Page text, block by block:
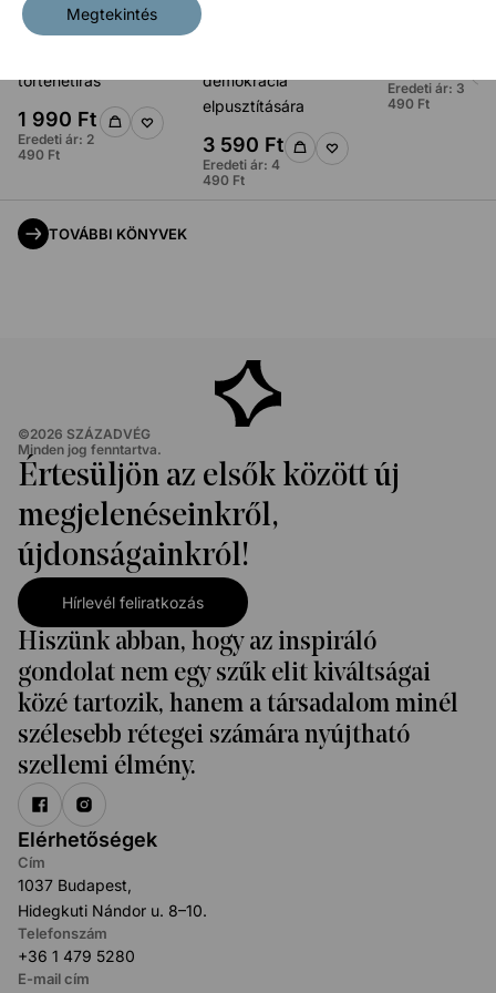
Trianon után – Politikai
történetírás
1 990 Ft
Eredeti ár: 2
490 Ft
demokrácia
elpusztítására
3 590 Ft
Eredeti ár: 4
490 Ft
Eredeti ár: 3
490 Ft
TOVÁBBI KÖNYVEK
©2026 SZÁZADVÉG
Minden jog fenntartva.
Értesüljön az elsők között új
megjelenéseinkről,
újdonságainkról!
Hírlevél feliratkozás
Hiszünk abban, hogy az inspiráló
gondolat nem egy szűk elit kiváltságai
közé tartozik, hanem a társadalom minél
szélesebb rétegei számára nyújtható
szellemi élmény.
Elérhetőségek
Cím
1037 Budapest,
Hidegkuti Nándor u. 8–10.
Telefonszám
+36 1 479 5280
E-mail cím
Megtekintés